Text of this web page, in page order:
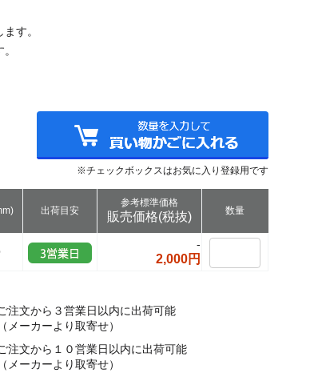
す。
※チェックボックスはお気に入り登録用です
出荷目安
参考標準価格
販売価格(税抜) 数量
-
2,000円
注文から３営業日以内に出荷可能
（メーカーより取寄せ）
注文から１０営業日以内に出荷可能
（メーカーより取寄せ）